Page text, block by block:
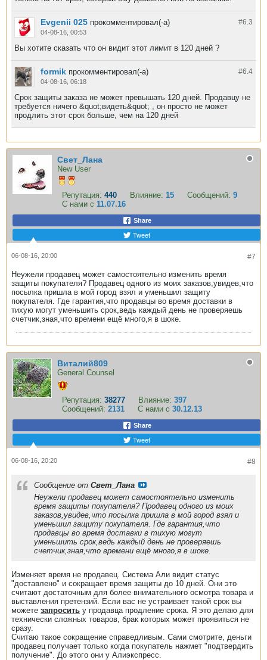
#6.3
Evgenii 025 прокомментировал(-а)
04-08-16, 00:53
Вы хотите сказать что он видит этот лимит в 120 дней ?
#6.4
formik прокомментировал(-а)
04-08-16, 06:18
Срок защиты заказа не может превышать 120 дней. Продавцу не
требуется ничего &quot;видеть&quot; , он просто не может
продлить этот срок больше, чем на 120 дней
Свет_Лана
New User
Репутация: 440 Влияние: 15 Сообщений: 9
С нами с 11.07.16
Share
Tweet
#7
06-08-16, 20:00
Неужели продавец может самостоятельно изменить время
защиты покупателя? Продавец одного из моих заказов,увидев,что
посылка пришла в мой город взял и уменьшил защиту
покупателя. Где гарантия,что продавцы во время доставки в
тихую могут уменьшить срок,ведь каждый день не проверяешь
счетчик,зная,что времени ещё много,я в шоке.
Виталий809
General Counsel
Репутация: 38277 Влияние: 397
Сообщений: 2131 С нами с 30.12.13
Share
Tweet
#8
06-08-16, 20:20
Сообщение от Свет_Лана
Неужели продавец может самостоятельно изменить
время защиты покупателя? Продавец одного из моих
заказов,увидев,что посылка пришла в мой город взял и
уменьшил защиту покупателя. Где гарантия,что
продавцы во время доставки в тихую могут
уменьшить срок,ведь каждый день не проверяешь
счетчик,зная,что времени ещё много,я в шоке.
Изменяет время не продавец. Система Али видит статус
"доставлено" и сокращает время защиты до 10 дней. Они это
считают достаточным для более внимательного осмотра товара и
выставления претензий. Если вас не устраивает такой срок вы
можете запросить у продавца продление срока. Я это делаю для
технически сложных товаров, брак которых может проявиться не
сразу.
Считаю такое сокращение справедливым. Сами смотрите, деньги
продавец получает только когда покупатель нажмет "подтвердить
получение". До этого они у Алиэкспресс.